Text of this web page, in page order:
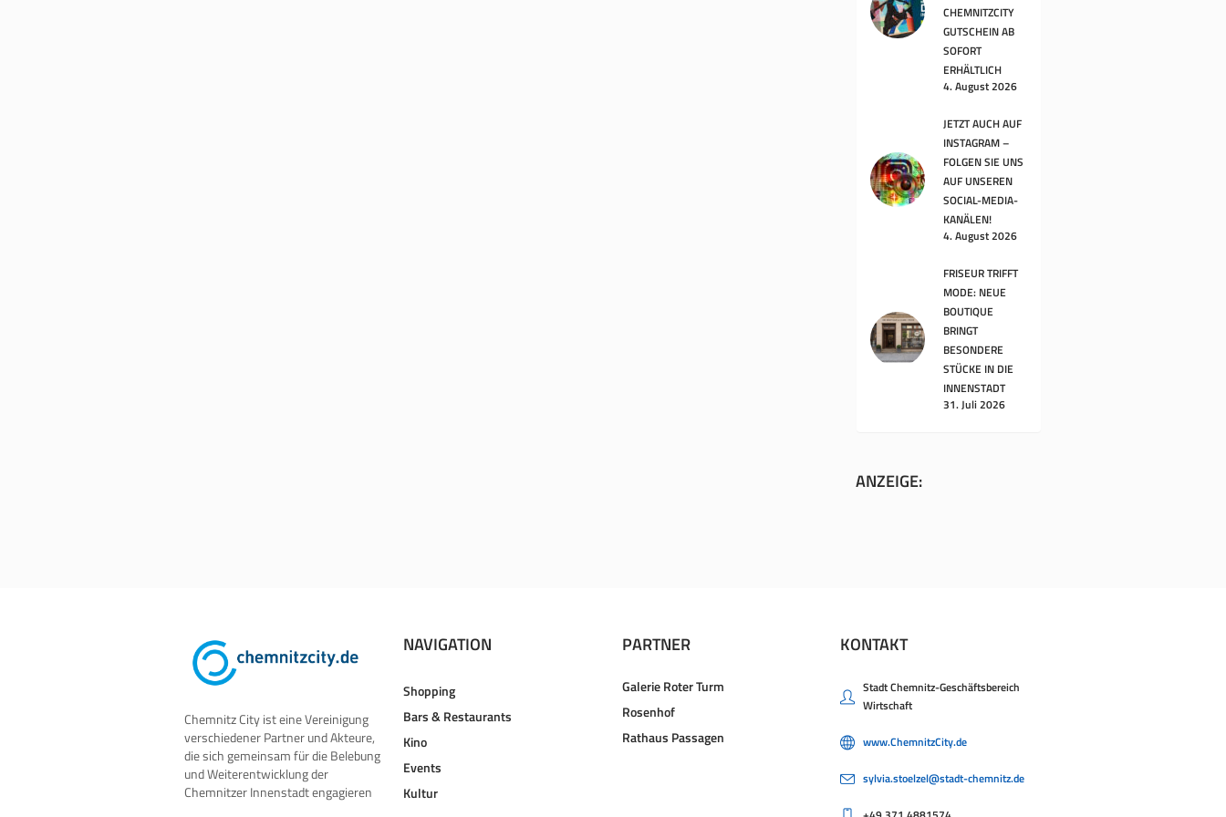
CHEMNITZCITY
GUTSCHEIN AB
SOFORT
ERHÄLTLICH
4. August 2026
JETZT AUCH AUF
INSTAGRAM –
FOLGEN SIE UNS
AUF UNSEREN
SOCIAL-MEDIA-
KANÄLEN!
4. August 2026
FRISEUR TRIFFT
MODE: NEUE
BOUTIQUE
BRINGT
BESONDERE
STÜCKE IN DIE
INNENSTADT
31. Juli 2026
ANZEIGE:
Chemnitz City ist eine Vereinigung
verschiedener Partner und Akteure,
die sich gemeinsam für die Belebung
und Weiterentwicklung der
Chemnitzer Innenstadt engagieren
NAVIGATION
Shopping
Bars & Restaurants
Kino
Events
Kultur
PARTNER
Galerie Roter Turm
Rosenhof
Rathaus Passagen
KONTAKT
Stadt Chemnitz-Geschäftsbereich
Wirtschaft
www.ChemnitzCity.de
sylvia.stoelzel@stadt-chemnitz.de